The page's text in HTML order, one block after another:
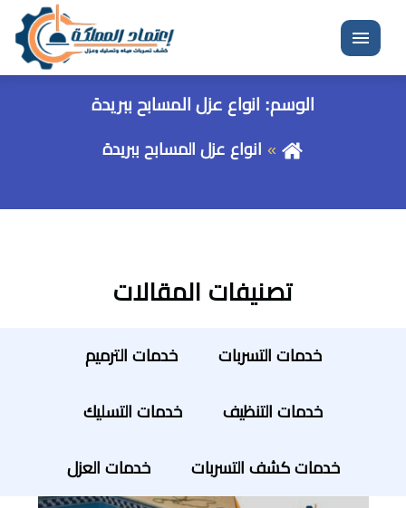
القائمة
الوسم: انواع عزل المسابح ببريدة
انواع عزل المسابح ببريدة
تصنيفات المقالات
خدمات التسربات خدمات الترميم
خدمات التنظيف خدمات التسليك
خدمات كشف التسربات خدمات العزل